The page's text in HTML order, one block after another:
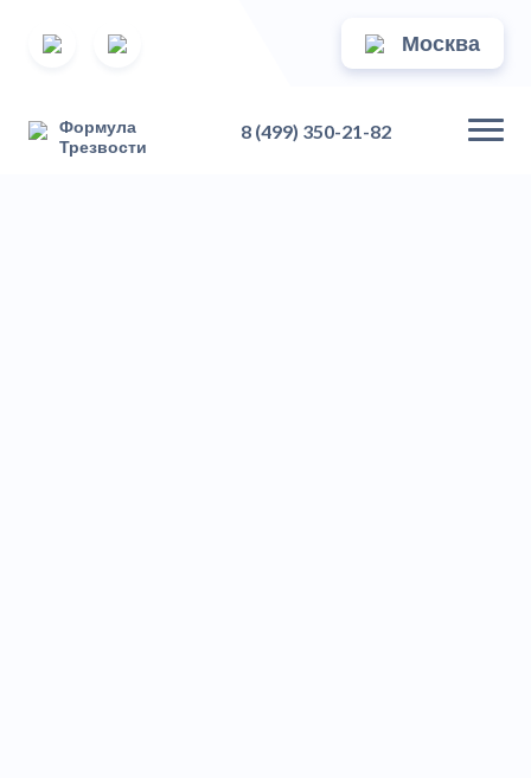
Москва
Формула
Трезвости
8 (499) 350-21-82